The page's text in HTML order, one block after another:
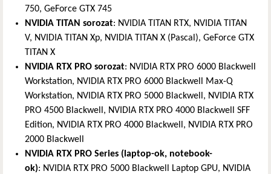
750, GeForce GTX 745
NVIDIA TITAN sorozat: NVIDIA TITAN RTX, NVIDIA TITAN
V, NVIDIA TITAN Xp, NVIDIA TITAN X (Pascal), GeForce GTX
TITAN X
NVIDIA RTX PRO sorozat: NVIDIA RTX PRO 6000 Blackwell
Workstation, NVIDIA RTX PRO 6000 Blackwell Max-Q
Workstation, NVIDIA RTX PRO 5000 Blackwell, NVIDIA RTX
PRO 4500 Blackwell, NVIDIA RTX PRO 4000 Blackwell SFF
Edition, NVIDIA RTX PRO 4000 Blackwell, NVIDIA RTX PRO
2000 Blackwell
NVIDIA RTX PRO Series (laptop-ok, notebook-
ok): NVIDIA RTX PRO 5000 Blackwell Laptop GPU, NVIDIA